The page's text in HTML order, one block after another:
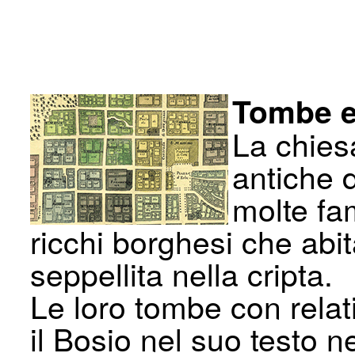
Tombe
La
antiche
molte
ricchi borghesi che
seppellita nella cripta.
Le loro tombe con
il Bosio nel suo testo